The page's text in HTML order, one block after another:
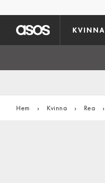
KVINNA
Hem › Kvinna › Rea ›